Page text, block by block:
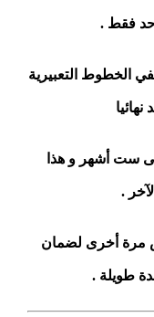
فقط .
الخطوط التعبيرية
ست أشهر و هذا
.
مرة أخرى لضمان
طويلة .